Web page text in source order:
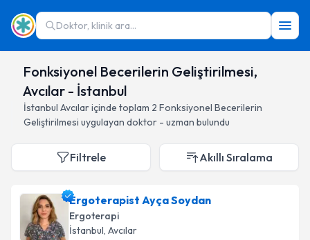
Doktor, klinik ara...
Fonksiyonel Becerilerin Geliştirilmesi,
Avcılar - İstanbul
İstanbul Avcılariçinde toplam 2 Fonksiyonel Becerilerin
Geliştirilmesi uygulayan doktor - uzman bulundu
Filtrele Akıllı Sıralama
Ergoterapist Ayça Soydan
Ergoterapi
İstanbul, Avcılar